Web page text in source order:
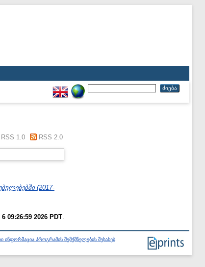
RSS 1.0 RSS 2.0
(2017-
09:26:59 2026 PDT
ინფორმაცია პროგრამის შემქმნელების შესახებ